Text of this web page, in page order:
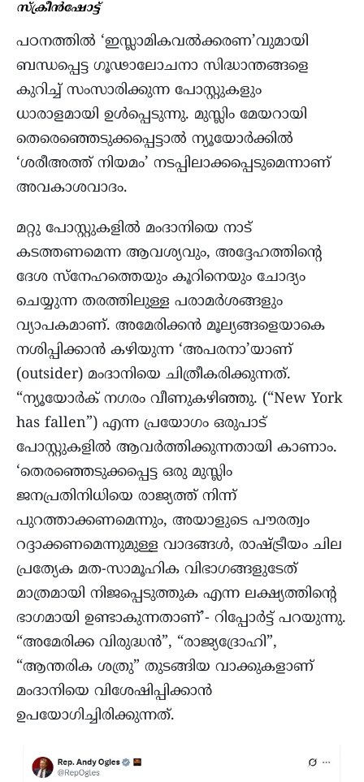
സ്ക്രീൻഷോട്ട്
പഠനത്തിൽ ‘ഇസ്ലാമികവൽക്കരണ’വുമായി
ബന്ധപ്പെട്ട ഗൂഢാലോചനാ സിദ്ധാന്തങ്ങളെ
കുറിച്ച് സംസാരിക്കുന്ന പോസ്റ്റുകളും
ധാരാളമായി ഉൾപ്പെടുന്നു. മുസ്ലിം മേയറായി
തെരെഞ്ഞെടുക്കപ്പെട്ടാല്‍ ന്യൂയോർക്കിൽ
‘ശരീഅത്ത് നിയമം’ നടപ്പിലാക്കപ്പെടുമെന്നാണ്
അവകാശവാദം.
മറ്റു പോസ്റ്റുകളിൽ മംദാനിയെ നാട്
കടത്തണമെന്ന ആവശ്യവും, അദ്ദേഹത്തിന്റെ
ദേശ സ്നേഹത്തെയും കൂറിനെയും ചോദ്യം
ചെയ്യുന്ന തരത്തിലുള്ള പരാമർശങ്ങളും
വ്യാപകമാണ്. അമേരിക്കൻ മൂല്യങ്ങളെയാകെ
നശിപ്പിക്കാൻ കഴിയുന്ന ‘അപരനാ’യാണ്
(outsider) മംദാനിയെ ചിത്രീകരിക്കുന്നത്.
“ന്യൂയോർക് നഗരം വീണുകഴിഞ്ഞു. (“New York
has fallen”) എന്ന പ്രയോഗം ഒരുപാട്
പോസ്റ്റുകളിൽ ആവർത്തിക്കുന്നതായി കാണാം.
‘തെരഞ്ഞെടുക്കപ്പെട്ട ഒരു മുസ്ലിം
ജനപ്രതിനിധിയെ രാജ്യത്ത് നിന്ന്
പുറത്താക്കണമെന്നും, അയാളുടെ പൗരത്വം
റദ്ദാക്കണമെന്നുമുള്ള വാദങ്ങൾ, രാഷ്ട്രീയം ചില
പ്രത്യേക മത-സാമൂഹിക വിഭാഗങ്ങളുടേത്
മാത്രമായി നിജപ്പെടുത്തുക എന്ന ലക്ഷ്യത്തിന്‍റെ
ഭാഗമായി ഉണ്ടാകുന്നതാണ്’- റിപ്പോർട്ട് പറയുന്നു.
“അമേരിക്ക വിരുദ്ധൻ”, “രാജ്യദ്രോഹി”,
“ആന്തരിക ശത്രു” തുടങ്ങിയ വാക്കുകളാണ്
മംദാനിയെ വിശേഷിപ്പിക്കാൻ
ഉപയോഗിച്ചിരിക്കുന്നത്.